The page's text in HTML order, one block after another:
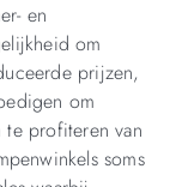
en
om
prijzen,
om
profiteren van
soms